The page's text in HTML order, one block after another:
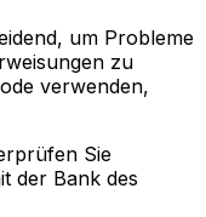
um Probleme
zu
verwenden,
Sie
der Bank des